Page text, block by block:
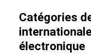
Catégories
électronique